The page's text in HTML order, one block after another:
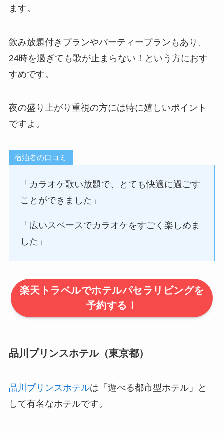
ます。
飲み放題付きプランやパーティープランもあり、
24時を過ぎても歌が止まらない！という方におす
すめです。
夜の盛り上がり重視の方には特に嬉しいポイント
ですよ。
宿泊者の口コミ
「カラオケ歌い放題で、とても快適に過ごす
ことができました」
「広いスペースでカラオケをすごく楽しめま
した」
楽天トラベルでホテルパセラリビングを
予約する！
品川プリンスホテル（東京都）
品川プリンスホテルは「遊べる都市型ホテル」と
して有名なホテルです。